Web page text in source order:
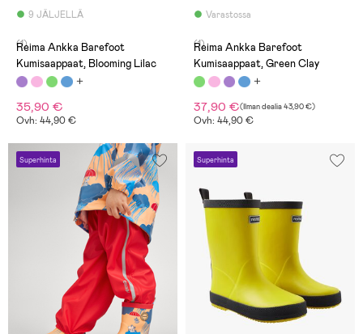
9 JÄLJELLÄ
(1)
Reima Ankka Barefoot
Kumisaappaat, Blooming Lilac
35,90 €
Ovh: 44,90 €
Varastossa
(1)
Reima Ankka Barefoot
Kumisaappaat, Green Clay
37,90 €(Ilman dealia43,90 €)
Ovh: 44,90 €
Superhinta Superhinta